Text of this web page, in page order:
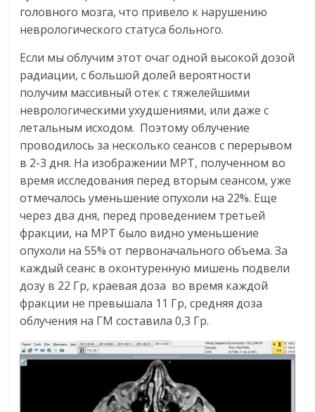
головного мозга, что привело к нарушению
неврологического статуса больного.
Если мы облучим этот очаг одной высокой дозой
радиации, с большой долей вероятности
получим массивный отек с тяжелейшими
неврологическими ухудшениями, или даже с
летальным исходом. Поэтому облучение
проводилось за несколько сеансов с перерывом
в 2-3 дня. На изображении МРТ, полученном во
время исследования перед вторым сеансом, уже
отмечалось уменьшение опухоли на 22%. Еще
через два дня, перед проведением третьей
фракции, на МРТ было видно уменьшение
опухоли на 55% от первоначального объема. За
каждый сеанс в оконтуренную мишень подвели
дозу в 22 Гр, краевая доза во время каждой
фракции не превышала 11 Гр, средняя доза
облучения на ГМ составила 0,3 Гр.